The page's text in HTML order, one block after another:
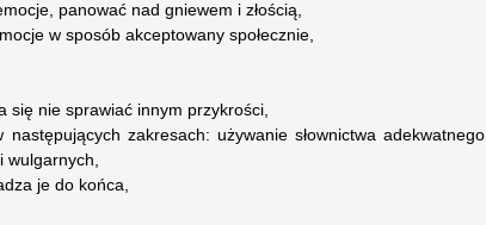
panować nad gniewem i złością,
w sposób akceptowany społecznie,
się nie sprawiać innym przykrości,
zakresach: używanie słownictwa adekwatnego
wulgarnych,
je do końca,